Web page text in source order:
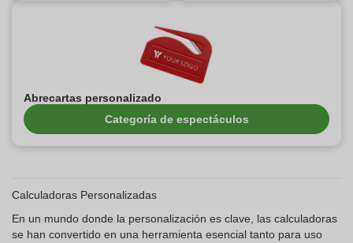
Abrecartas personalizado
Categoría de espectáculos
Calculadoras Personalizadas
En un mundo donde la personalización es clave, las calculadoras
se han convertido en una herramienta esencial tanto para uso